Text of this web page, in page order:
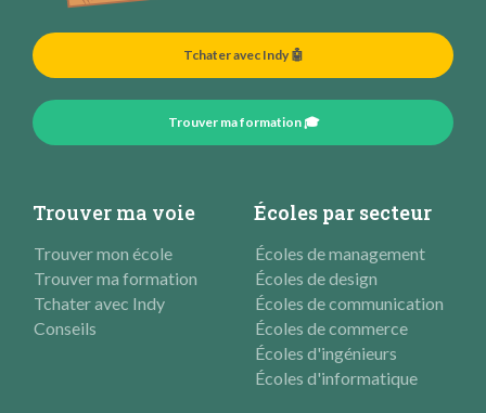
Tchater avec Indy 🤖
Trouver ma formation 🎓
Trouver ma voie
Trouver mon école
Trouver ma formation
Tchater avec Indy
Conseils
Écoles par secteur
Écoles de management
Écoles de design
Écoles de communication
Écoles de commerce
Écoles d'ingénieurs
Écoles d'informatique